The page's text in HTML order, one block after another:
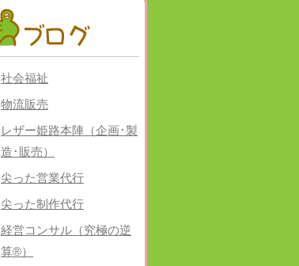
社会福祉
物流販売
レザー姫路本陣（企画･製
造･販売）
尖った営業代行
尖った制作代行
経営コンサル（究極の逆
算®）